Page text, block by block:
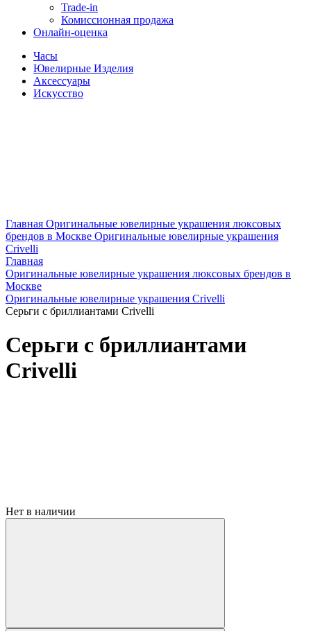
Trade-in
Комиссионная продажа
Онлайн-оценка
Часы
Ювелирные Изделия
Аксессуары
Искусство
Главная Оригинальные ювелирные украшения люксовых
брендов в Москве Оригинальные ювелирные украшения
Crivelli
Главная
Оригинальные ювелирные украшения люксовых брендов в
Москве
Оригинальные ювелирные украшения Crivelli
Серьги с бриллиантами Crivelli
Серьги с бриллиантами
Crivelli
Нет в наличии